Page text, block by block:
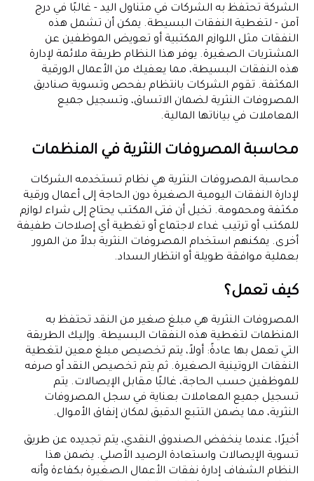
الشركة تحتفظ به الشركات في متناول اليد - غالبًا في درج
آمن - لتغطية النفقات البسيطة. يمكن أن تشمل هذه
النفقات مثل اللوازم المكتبية أو تعويض الموظفين عن
المشتريات الصغيرة. يوفر هذا النظام طريقة ملائمة لإدارة
هذه النفقات البسيطة، مما يعفيك من الأعمال الورقية
المكثفة. تقوم الشركات بانتظام بفحص وتسوية صناديق
المصروفات النثرية لضمان الاتساق، وتسجيل جميع
المعاملات في بياناتها المالية.
محاسبة المصروفات النثرية في المنظمات
محاسبة المصروفات النثرية هي نظام تستخدمه الشركات
لإدارة النفقات اليومية الصغيرة دون الحاجة إلى أعمال ورقية
مكثفة ومحمومة. تخيل أن فتى المكتب يحتاج إلى شراء لوازم
للمكتب أو ترتيب غداء لاجتماع أو تغطية أي إصلاحات طفيفة
أخرى. يمكنهم استخدام المصروفات النثرية بدلاً من المرور
بعملية موافقة طويلة أو انتظار السداد.
كيف تعمل؟
المصروفات النثرية هي مبلغ صغير من النقد تحتفظ به
المنظمات لتغطية هذه النفقات البسيطة. وإليك الطريقة
التي تعمل بها عادةً: أولاً، يتم تخصيص مبلغ معين لتغطية
النفقات الروتينية الصغيرة. ثم يتم تخصيص النقد أو صرفه
للموظفين حسب الحاجة، غالبًا مقابل الإيصالات. يتم
تسجيل جميع المعاملات بعناية في سجل المصروفات
النثرية، مما يضمن التتبع الدقيق لمكان إنفاق الأموال.
أخيرًا، عندما ينخفض الصندوق النقدي، يتم تجديده عن طريق
تسوية الإيصالات واستعادة الرصيد الأصلي. يضمن هذا
النظام الشفاف إدارة نفقات الأعمال الصغيرة بكفاءة وأنه